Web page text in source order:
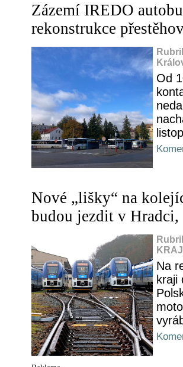
Zázemí IREDO
rekonstrukce
Od
Nové „lišky“ na
budou jezdit v
Na
kraji